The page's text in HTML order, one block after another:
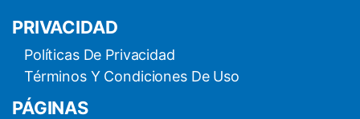
PRIVACIDAD
Políticas De Privacidad
Términos Y Condiciones De Uso
PÁGINAS